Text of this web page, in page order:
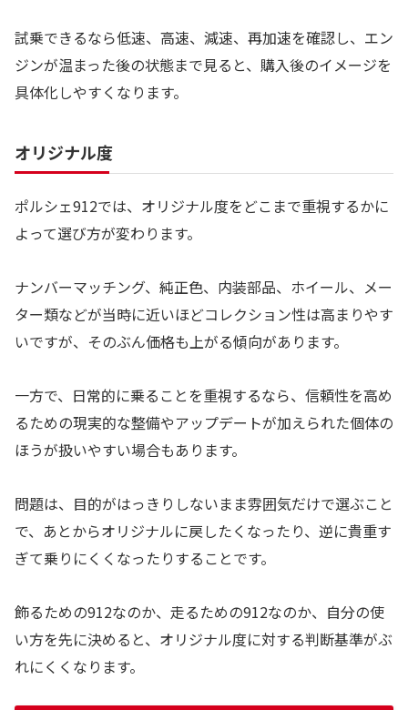
試乗できるなら低速、高速、減速、再加速を確認し、エン
ジンが温まった後の状態まで見ると、購入後のイメージを
具体化しやすくなります。
オリジナル度
ポルシェ912では、オリジナル度をどこまで重視するかに
よって選び方が変わります。
ナンバーマッチング、純正色、内装部品、ホイール、メー
ター類などが当時に近いほどコレクション性は高まりやす
いですが、そのぶん価格も上がる傾向があります。
一方で、日常的に乗ることを重視するなら、信頼性を高め
るための現実的な整備やアップデートが加えられた個体の
ほうが扱いやすい場合もあります。
問題は、目的がはっきりしないまま雰囲気だけで選ぶこと
で、あとからオリジナルに戻したくなったり、逆に貴重す
ぎて乗りにくくなったりすることです。
飾るための912なのか、走るための912なのか、自分の使
い方を先に決めると、オリジナル度に対する判断基準がぶ
れにくくなります。